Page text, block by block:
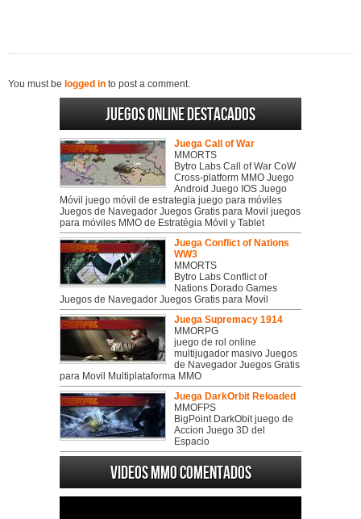
You must be logged in to post a comment.
Juegos online destacados
Juega Call of War
MMORTS
Bytro Labs Call of War CoW
Cross-platform MMO Juego
Android Juego IOS Juego
Móvil juego móvil de estrategia juego para móviles
Juegos de Navegador Juegos Gratis para Movil juegos
para móviles MMO de Estratégia Móvil y Tablet
Juega Conflict of Nations
WW3
MMORTS
Bytro Labs Conflict of
Nations Dorado Games
Juegos de Navegador Juegos Gratis para Movil
Juega Supremacy 1914
MMORPG
juego de rol online
multijugador masivo Juegos
de Navegador Juegos Gratis
para Movil Multiplataforma MMO
Juega DarkOrbit Reloaded
MMOFPS
BigPoint DarkObit juego de
Accion Juego 3D del
Espacio
Videos MMO Comentados